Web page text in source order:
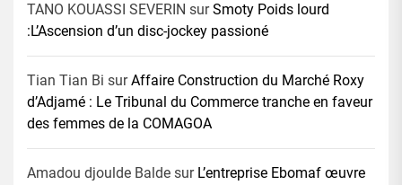
TANO KOUASSI SEVERIN surSmoty Poids lourd
:L’Ascension d’un disc-jockey passioné
Tian Tian Bi surAffaire Construction du Marché Roxy
d’Adjamé : Le Tribunal du Commerce tranche en faveur
des femmes de la COMAGOA
Amadou djoulde Balde sur L’entreprise Ebomaf œuvre